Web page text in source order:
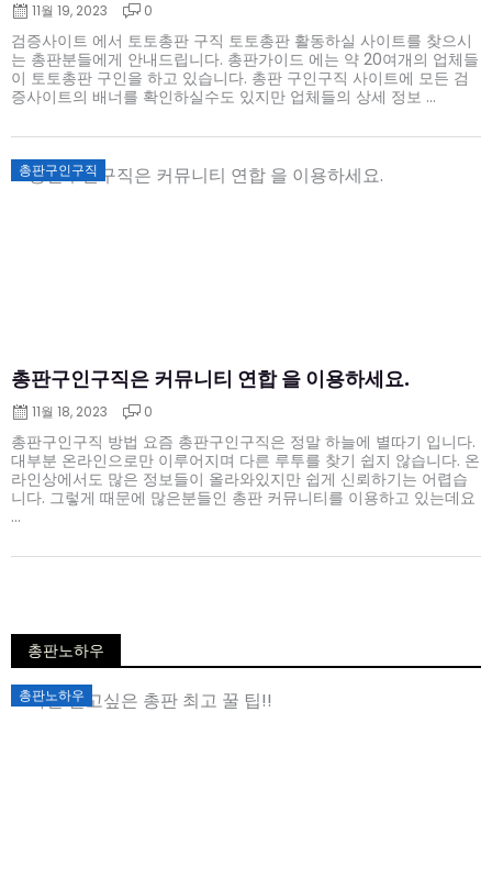
11월 19, 2023 0
검증사이트 에서 토토총판 구직 토토총판 활동하실 사이트를 찾으시
는 총판분들에게 안내드립니다. 총판가이드 에는 약 20여개의 업체들
이 토토총판 구인을 하고 있습니다. 총판 구인구직 사이트에 모든 검
증사이트의 배너를 확인하실수도 있지만 업체들의 상세 정보 ...
총판구인구직
총판구인구직은 커뮤니티 연합 을 이용하세요.
Posted
on
11월 18, 2023 0
총판구인구직 방법 요즘 총판구인구직은 정말 하늘에 별따기 입니다.
대부분 온라인으로만 이루어지며 다른 루투를 찾기 쉽지 않습니다. 온
라인상에서도 많은 정보들이 올라와있지만 쉽게 신뢰하기는 어렵습
니다. 그렇게 때문에 많은분들인 총판 커뮤니티를 이용하고 있는데요
...
총판노하우
총판노하우
Posted
on